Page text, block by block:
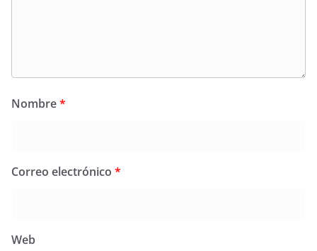
Nombre*
Correo electrónico *
Web